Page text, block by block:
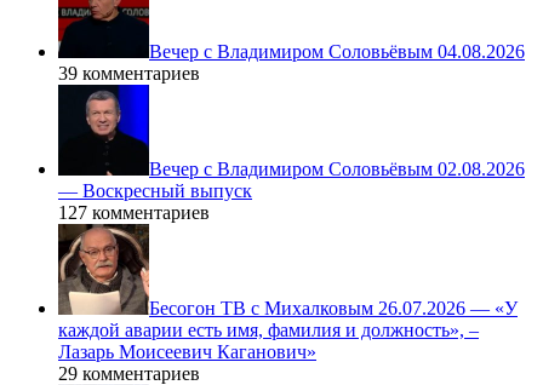
Вечер с Владимиром Соловьёвым 04.08.2026
39 комментариев
Вечер с Владимиром Соловьёвым 02.08.2026
— Воскресный выпуск
127 комментариев
Бесогон ТВ с Михалковым 26.07.2026 — «У
каждой аварии есть имя, фамилия и должность», –
Лазарь Моисеевич Каганович»
29 комментариев